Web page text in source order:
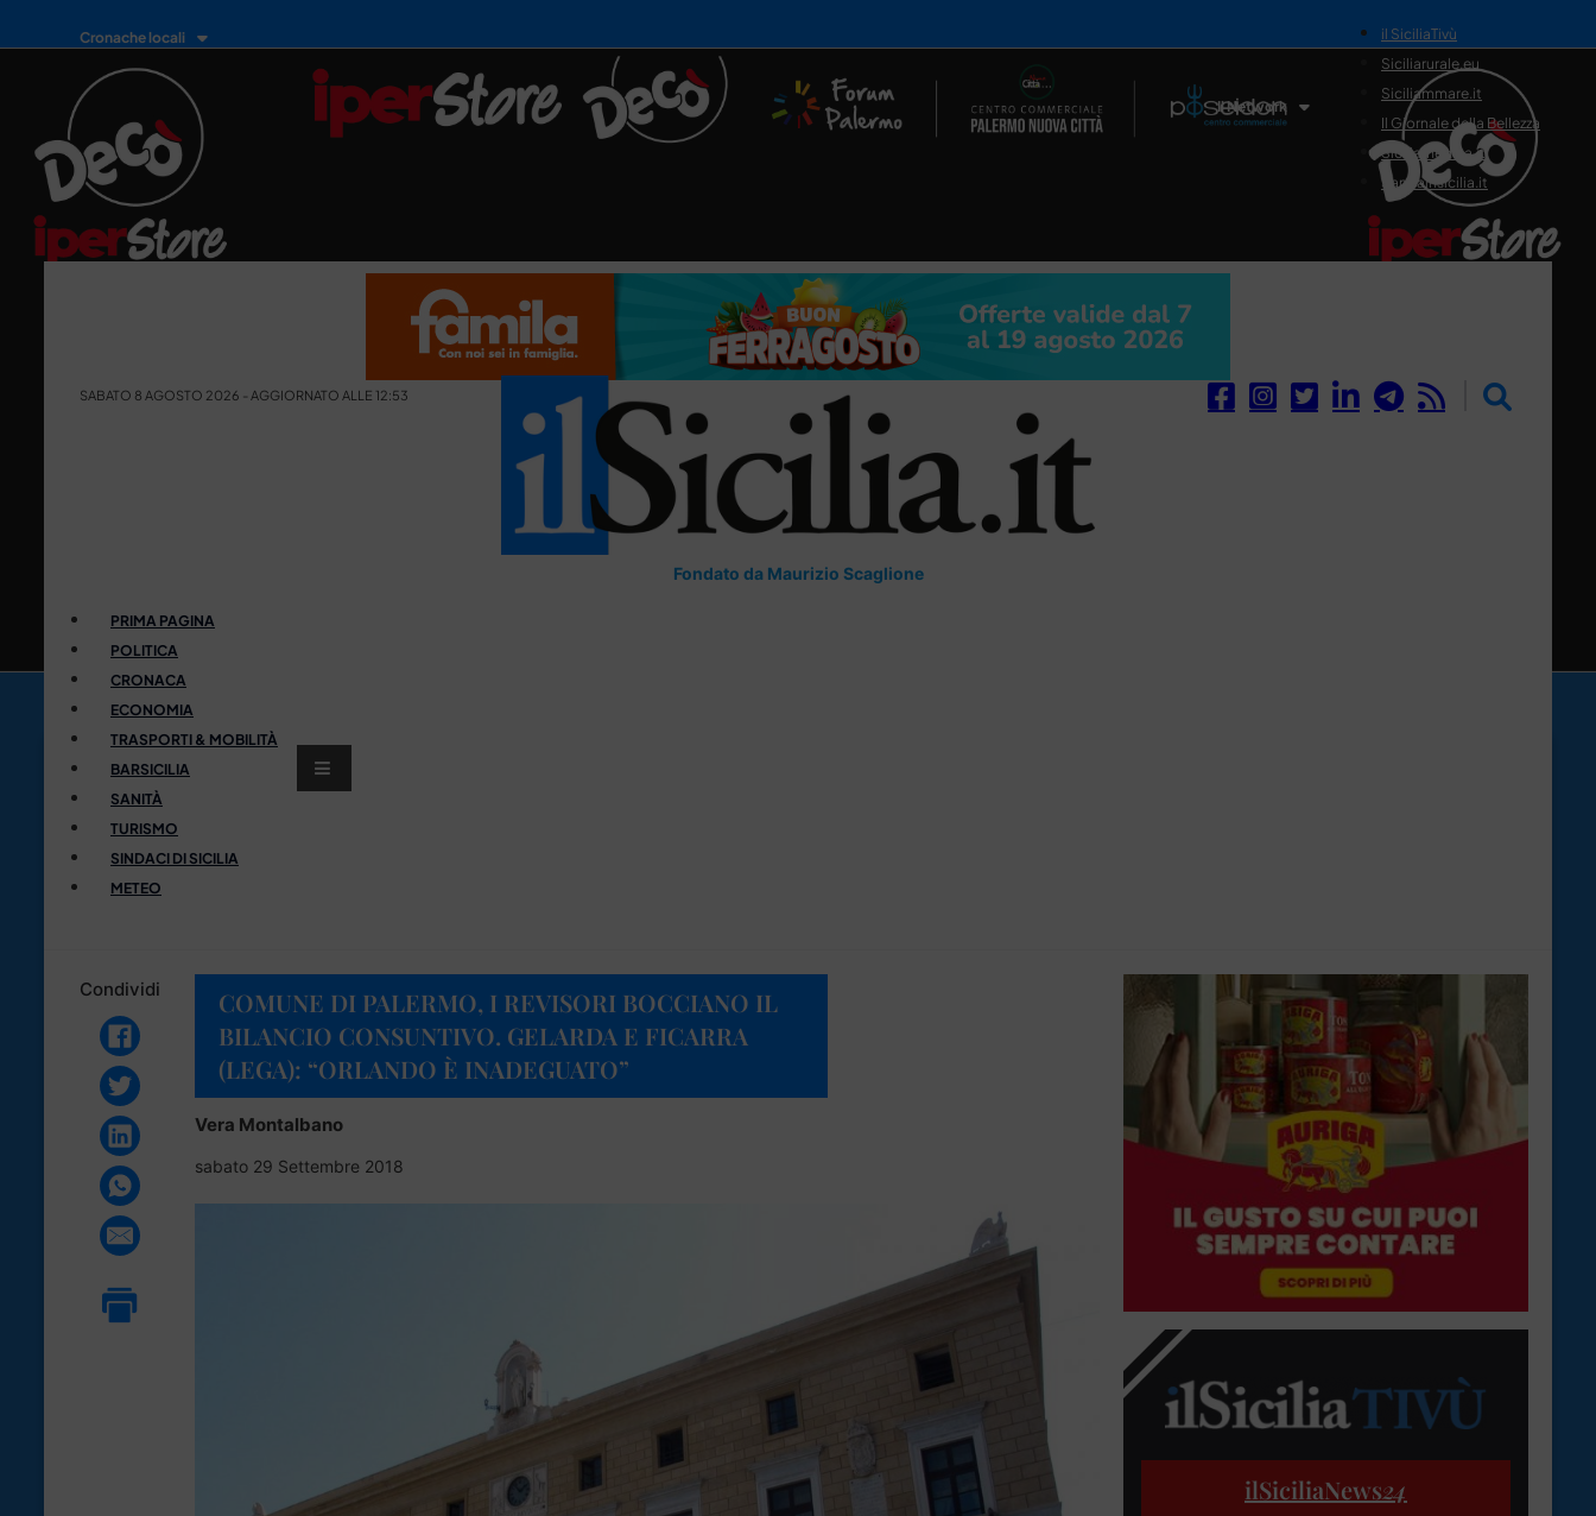
Cronache locali
Il Network
il SiciliaTivù
Siciliarurale.eu
Siciliammare.it
Il Giornale della Bellezza
Siciliamedica.it
Sanitainsicilia.it
SABATO 8 AGOSTO 2026 - AGGIORNATO ALLE 12:53
Fondato da Maurizio Scaglione
PRIMA PAGINA
POLITICA
CRONACA
ECONOMIA
TRASPORTI & MOBILITÀ
BARSICILIA
SANITÀ
TURISMO
SINDACI DI SICILIA
METEO
Condividi
COMUNE DI PALERMO, I REVISORI BOCCIANO IL
BILANCIO CONSUNTIVO. GELARDA E FICARRA
(LEGA): “ORLANDO È INADEGUATO”
Vera Montalbano
sabato 29 Settembre 2018
ilSiciliaNews24